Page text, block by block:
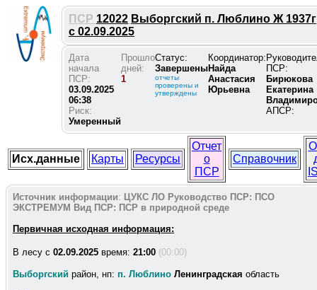
ПСР 12022 Выборгский п. Люблино Ж
с 02.09.2025
Дата
начала
ПСР:
03.09.2025
06:38
Риск:
Умеренный
Прошло
дней:
1
Статус:
Завершены
отчеты
проверены и
утверждены
Координатор:
Найда
Анастасия
Юрьевна
ПСР:
Бирюкова
Екатерина
АПСР:
Исх.данные Карты Ресурсы
Отчет
о
ПСР
Справочник
Источник информации: ЦУКС ЛО Руководство ПСР: ПСО
ЭКСТРЕМУМ Вид ПСР: ПСР в природной среде
Первичная исходная информация:
В лесу c 02.09.2025 время: 21:00 (00:00)
Выборгский район, нп: п. Люблино Ленинградская область